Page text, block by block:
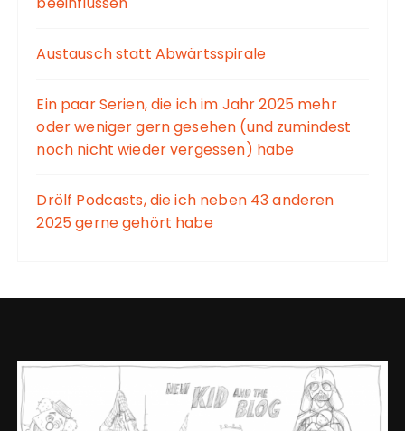
Austausch statt Abwärtsspirale
Ein paar Serien, die ich im Jahr 2025 mehr
oder weniger gern gesehen (und zumindest
noch nicht wieder vergessen) habe
Drölf Podcasts, die ich neben 43 anderen
2025 gerne gehört habe